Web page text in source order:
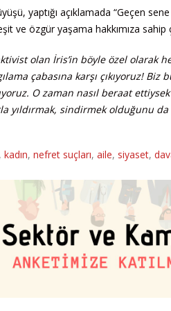
yaptığı açıklamada “Geçen
ve özgür yaşama hakkımıza sahip
olan İris’in böyle özel olarak
çabasına karşı çıkıyoruz! Biz
O zaman nasıl beraat
yıldırmak, sindirmek olduğunu
, kadın, nefret suçları, aile, siyaset,